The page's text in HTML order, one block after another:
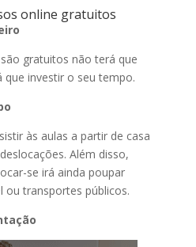
online gratuitos
gratuitos não terá que
que investir o seu tempo.
às aulas a partir de casa
Além disso,
se irá ainda poupar
ou transportes públicos.